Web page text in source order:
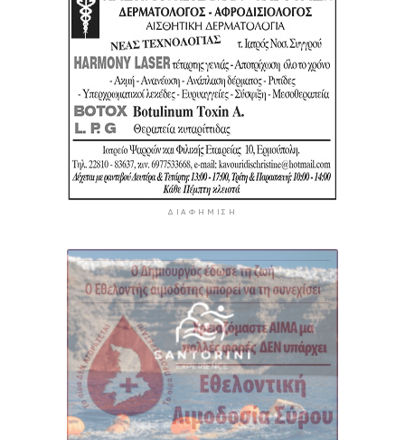
ΔΙΑΦΉΜΙΣΗ